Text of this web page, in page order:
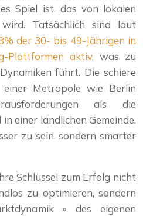
Spiel ist, das von lokalen
Tatsächlich sind laut
der 30- bis 49-Jährigen in
Plattformen aktiv, was zu
führt. Die schiere
Metropole wie Berlin
als die
einer ländlichen Gemeinde.
zu sein, sondern smarter
Schlüssel zum Erfolg nicht
zu optimieren, sondern
» des eigenen